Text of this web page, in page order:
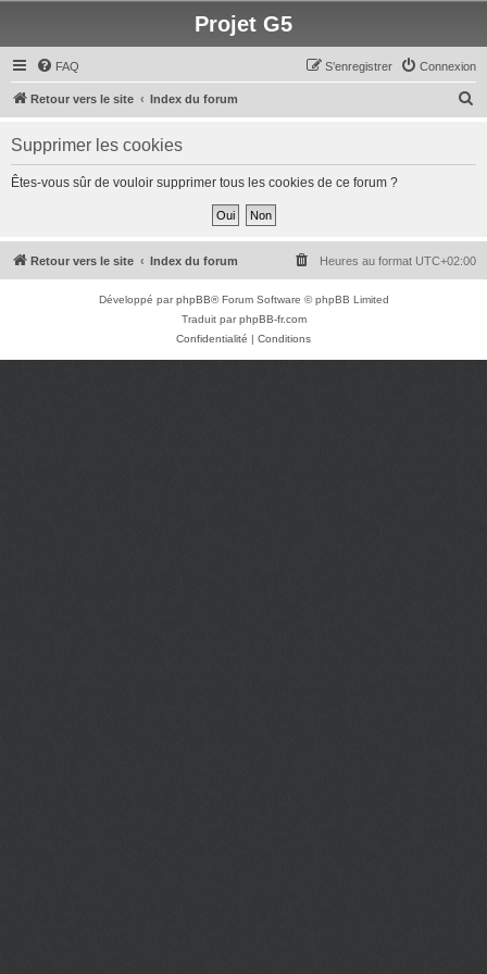
Projet G5
FAQ Connexion
S’enregistrer
Retour vers le site Index du forum
h
Supprimer les cookies
Êtes-vous sûr de vouloir supprimer tous les cookies de ce forum ?
Retour vers le site Index du forum Heures au format UTC+02:00
Développé parphpBB® Forum Software © phpBB Limited
Traduit parphpBB-fr.com
Confidentialité | Conditions